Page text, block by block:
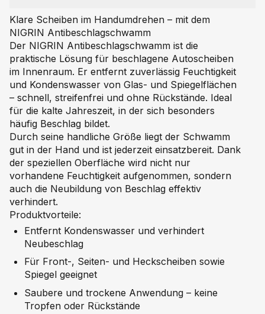
Klare Scheiben im Handumdrehen – mit dem
NIGRIN Antibeschlagschwamm
Der NIGRIN Antibeschlagschwamm ist die
praktische Lösung für beschlagene Autoscheiben
im Innenraum. Er entfernt zuverlässig Feuchtigkeit
und Kondenswasser von Glas- und Spiegelflächen
– schnell, streifenfrei und ohne Rückstände. Ideal
für die kalte Jahreszeit, in der sich besonders
häufig Beschlag bildet.
Durch seine handliche Größe liegt der Schwamm
gut in der Hand und ist jederzeit einsatzbereit. Dank
der speziellen Oberfläche wird nicht nur
vorhandene Feuchtigkeit aufgenommen, sondern
auch die Neubildung von Beschlag effektiv
verhindert.
Produktvorteile:
Entfernt Kondenswasser und verhindert
Neubeschlag
Für Front-, Seiten- und Heckscheiben sowie
Spiegel geeignet
Saubere und trockene Anwendung – keine
Tropfen oder Rückstände